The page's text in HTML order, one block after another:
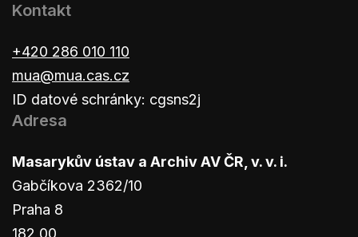
Kontakt
+420 286 010 110
mua@mua.cas.cz
ID datové schránky: cgsns2j
Adresa
Masarykův ústav a Archiv AV ČR, v. v. i.
Gabčíkova 2362/10
Praha 8
182 00